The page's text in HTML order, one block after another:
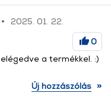
2025. 01. 22.
0
a termékkel. :)
Új hozzászólás »